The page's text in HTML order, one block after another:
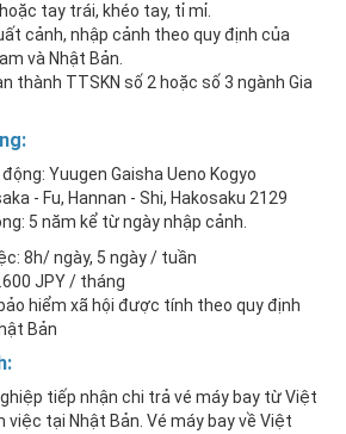
tay trái, khéo tay, tỉ mỉ.
cảnh, nhập cảnh theo quy định của
và Nhật Bản.
thành TTSKN số 2 hoặc số 3 ngành Gia
:
Yuugen Gaisha Ueno Kogyo
- Fu, Hannan - Shi, Hakosaku 2129
5 năm kể từ ngày nhập cảnh.
8h/ ngày, 5 ngày / tuần
JPY / tháng
hiểm xã hội được tính theo quy định
Bản
:
tiếp nhận chi trả vé máy bay từ Việt
việc tại Nhật Bản. Vé máy bay về Việt